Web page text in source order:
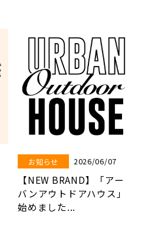
お知らせ 2026/06/07
【NEW BRAND】「アー
バンアウトドアハウス」
始めました...